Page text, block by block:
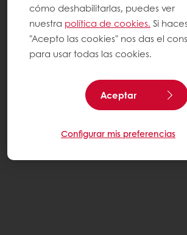
cómo deshabilitarlas, puedes ver
nuestra política de cookies. Si
"Acepto las cookies" nos das el
para usar todas las cookies.
Aceptar
Configurar mis preferencias